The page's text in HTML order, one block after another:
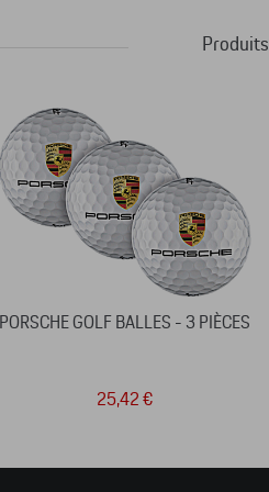
PORSCHE GOLF BALLES - 3 PIÈCES
25,42 €